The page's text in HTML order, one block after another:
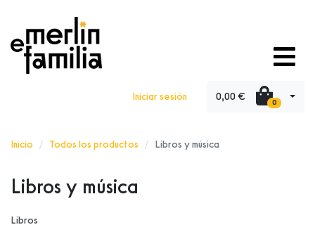
Iniciar sesión 0,00 € 0
Inicio Todos los productos Libros y música
Libros y música
Libros